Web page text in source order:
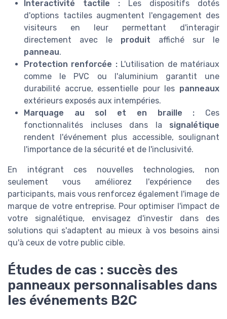
Interactivité tactile : Les dispositifs dotés
d'options tactiles augmentent l'engagement des
visiteurs en leur permettant d'interagir
directement avec le produit affiché sur le
panneau.
Protection renforcée :L'utilisation de matériaux
comme le PVC ou l'aluminium garantit une
durabilité accrue, essentielle pour les panneaux
extérieurs exposés aux intempéries.
Marquage au sol et en braille : Ces
fonctionnalités incluses dans la signalétique
rendent l'événement plus accessible, soulignant
l'importance de la sécurité et de l'inclusivité.
En intégrant ces nouvelles technologies, non
seulement vous améliorez l'expérience des
participants, mais vous renforcez également l'image de
marque de votre entreprise. Pour optimiser l'impact de
votre signalétique, envisagez d'investir dans des
solutions qui s'adaptent au mieux à vos besoins ainsi
qu'à ceux de votre public cible.
Études de cas : succès des
panneaux personnalisables dans
les événements B2C